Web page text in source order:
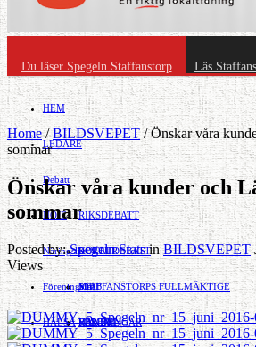
Du läser Spegeln Staffanstorp Läs
HEM
LEDARE
Debatt
RIKSDEBATT
LOKALDEBATT
STAFFANSTORPS FULLMÄKTIGE
VAL 2014
NÖJE
KULTUR
Mat
RESOR
Näringsliv
JOBB
HANDEL
Föreningsliv
FÖRENINGAR
HÄLSA
Home/BILDSVEPET/Önskar våra
sommar
Önskar våra kunder och
sommar
Posted by:Spegeln StatsinBILDSVEPET
Views